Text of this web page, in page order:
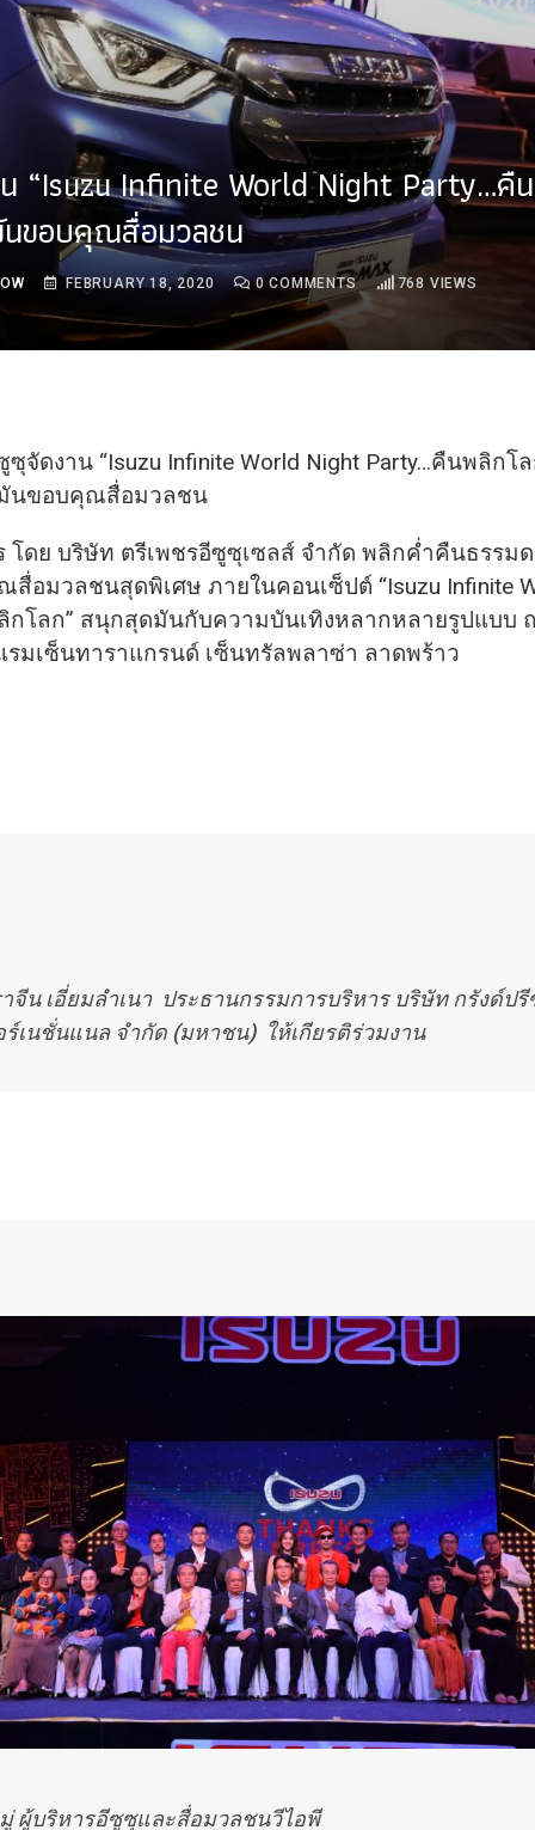
“Isuzu Infinite World Night Party…คื
ขอบคุณสื่อมวลชน
FEBRUARY 18, 2020 0COMMENTS 768 VIEWS
ซุจัดงาน “Isuzu Infinite World Night Party…คืนพลิกโ
นขอบคุณสื่อมวลชน
โดย บริษัท ตรีเพชรอีซูซุเซลส์ จำกัด พลิกค่ำคืนธรรม
สื่อมวลชนสุดพิเศษ ภายในคอนเซ็ปต์ “Isuzu Infinite
กโลก” สนุกสุดมันกับความบันเทิงหลากหลายรูปแบบ
รมเซ็นทาราแกรนด์ เซ็นทรัลพลาซ่า ลาดพร้าว
จีน เอี่ยมลำเนา ประธานกรรมการบริหาร บริษัท กรังด์ป
ร์เนชั่นแนล จำกัด (มหาชน) ให้เกียรติร่วมงาน
ผู้บริหารอีซูซุและสื่อมวลชนวีไอพี